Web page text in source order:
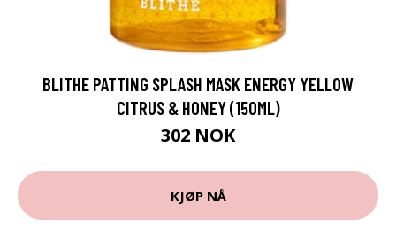
BLITHE PATTING SPLASH MASK ENERGY YELLOW
CITRUS & HONEY (150ML)
302 NOK
KJØP NÅ